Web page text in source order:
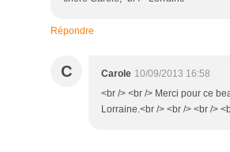
Répondre
C Carole 10/09/2013 16:58
<br /> <br /> Merci pour ce
Lorraine.<br /> <br /> <br />